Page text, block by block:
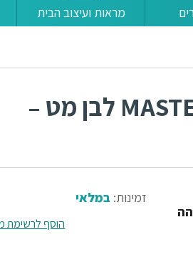
מראות ועיצוב הבית
ידית חדרים ובניין דגם MASTER לבן מט –
זמינות:במלאי
הוסף לרשימת